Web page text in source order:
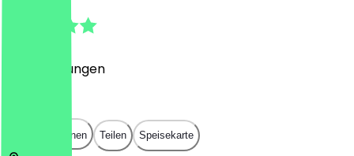
Bewertungen
In App öffnen Teilen Speisekarte